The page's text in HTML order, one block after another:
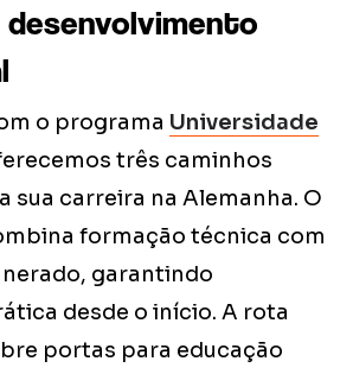
desenvolvimento
o programa Universidade
três caminhos
sua carreira na Alemanha. O
formação técnica com
garantindo
desde o início. A rota
portas para educação